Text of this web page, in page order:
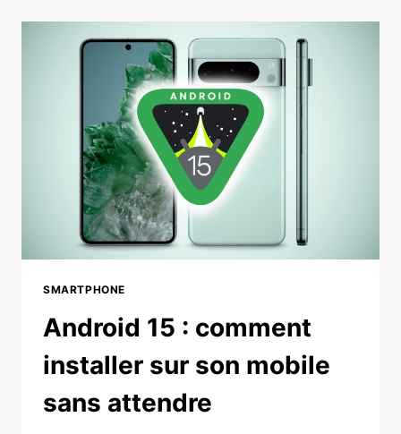
SMARTPHONE
Android 15 : comment
installer sur son mobile
sans attendre